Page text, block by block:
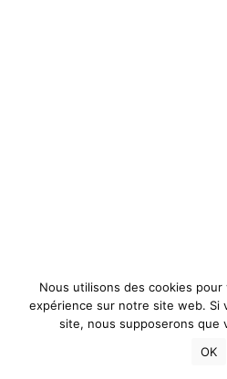
Nous utilisons des cookies pour
expérience sur notre site web. Si
site, nous supposerons que
OK